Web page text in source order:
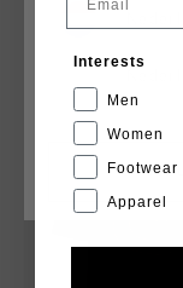
CANCEL
Interests
Men
Women
Footwear
Apparel